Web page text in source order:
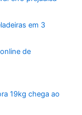
em 3
de
19kg chega ao